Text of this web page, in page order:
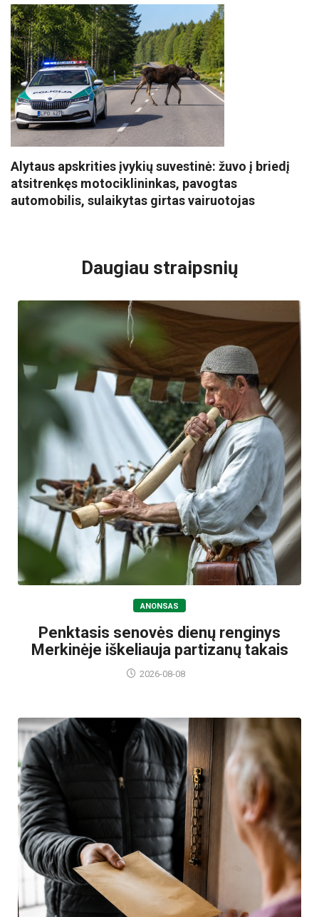
Alytaus apskrities įvykių suvestinė: žuvo į briedį
atsitrenkęs motociklininkas, pavogtas
automobilis, sulaikytas girtas vairuotojas
Daugiau straipsnių
ANONSAS
Penktasis senovės dienų renginys
Merkinėje iškeliauja partizanų takais
2026-08-08